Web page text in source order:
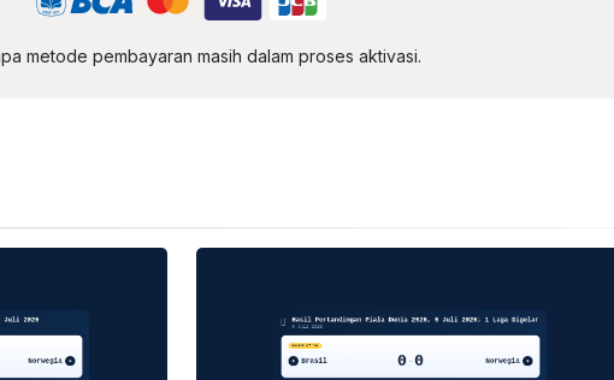
metode pembayaran masih dalam proses aktivasi.